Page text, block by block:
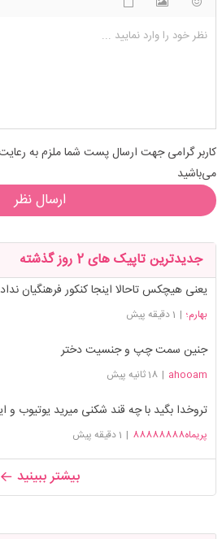
نظر خود را وارد نمایید ...
کاربر گرامی جهت ارسال پست شما ملزم به
می‌باشید
ارسال نظر
جدیدترین تاپیک های 2 روز گذشته
یعنی هیچکس تاحالا اینجا کنکور فرهنگیان
بهارم؛ | 1 دقیقه پیش
جنین سمت چپ و جنسیت دختر
ahooam
| 18 ثانیه پیش
تروخدا بگید با چه قند شکنی میرید یوتیوب و
پریماه88888888 | 1 دقیقه پیش
بیشتر ببینید